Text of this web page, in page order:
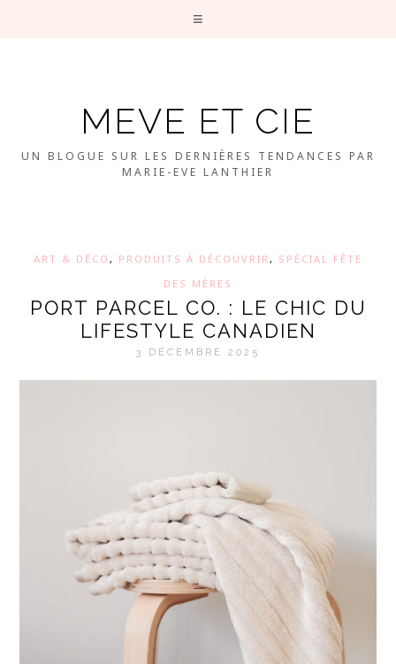
MEVE ET CIE
UN BLOGUE SUR LES DERNIÈRES TENDANCES PAR
MARIE-EVE LANTHIER
ART & DÉCO , PRODUITS À DÉCOUVRIR , SPÉCIAL FÊTE
DES MÈRES
PORT PARCEL CO. : LE CHIC DU
LIFESTYLE CANADIEN
3 DÉCEMBRE 2025